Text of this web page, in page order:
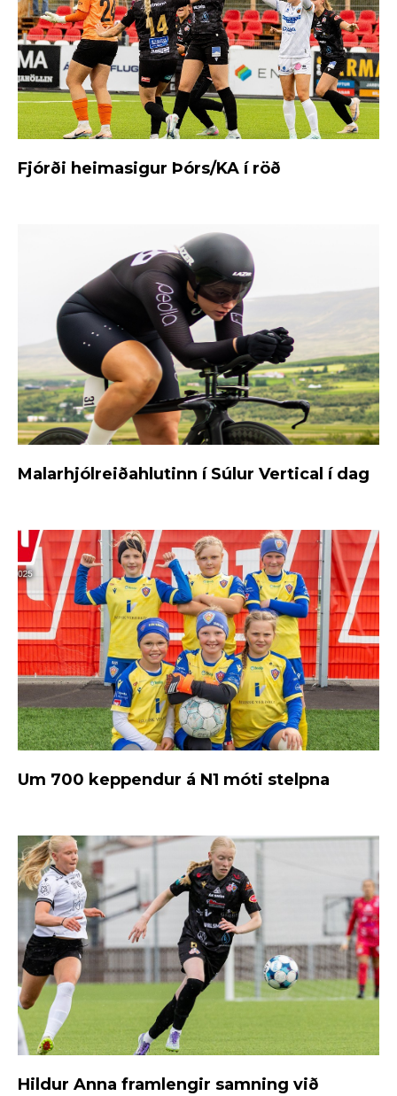
Fjórði heimasigur Þórs/KA í röð
Malarhjólreiðahlutinn í Súlur Vertical í dag
Um 700 keppendur á N1 móti stelpna
Hildur Anna framlengir samning við